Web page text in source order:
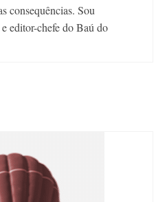
consequências. Sou
editor-chefe do Baú do